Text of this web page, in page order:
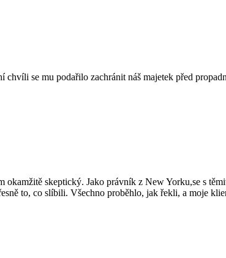
se mu podařilo zachránit náš majetek před
skeptický. Jako právník z New Yorku,se s
to, co slíbili. Všechno proběhlo, jak řekli, a moje